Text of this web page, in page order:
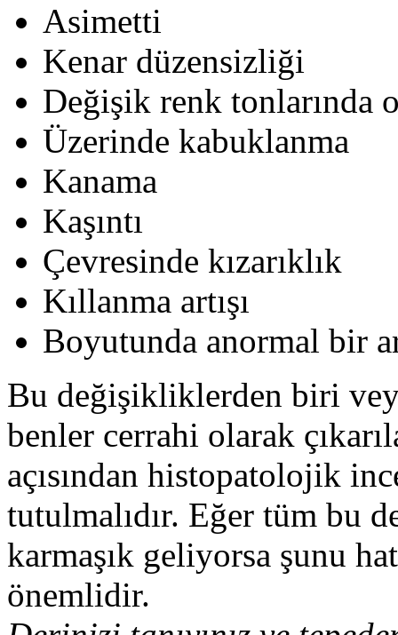
Asimetti
Kenar düzensizliği
Değişik renk tonlarında
Üzerinde kabuklanma
Kanama
Kaşıntı
Çevresinde kızarıklık
Kıllanma artışı
Boyutunda anormal bir
Bu değişikliklerden biri
benler cerrahi olarak
açısından histopatolojik
tutulmalıdır. Eğer tüm bu
karmaşık geliyorsa şunu
önemlidir.